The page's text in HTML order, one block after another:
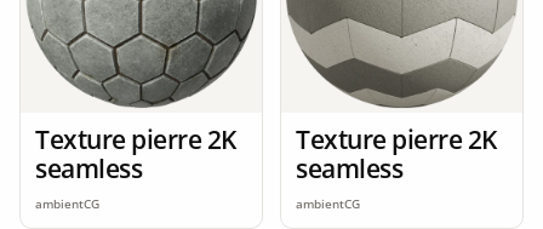
Texture pierre 2K
seamless
ambientCG
Texture pierre 2K
seamless
ambientCG